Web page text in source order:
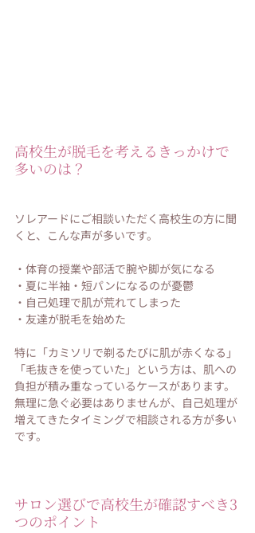
高校生が脱毛を考えるきっかけで
多いのは？
ソレアードにご相談いただく高校生の方に聞
くと、こんな声が多いです。
・体育の授業や部活で腕や脚が気になる
・夏に半袖・短パンになるのが憂鬱
・自己処理で肌が荒れてしまった
・友達が脱毛を始めた
特に「カミソリで剃るたびに肌が赤くなる」
「毛抜きを使っていた」という方は、肌への
負担が積み重なっているケースがあります。
無理に急ぐ必要はありませんが、自己処理が
増えてきたタイミングで相談される方が多い
です。
サロン選びで高校生が確認すべき3
つのポイント